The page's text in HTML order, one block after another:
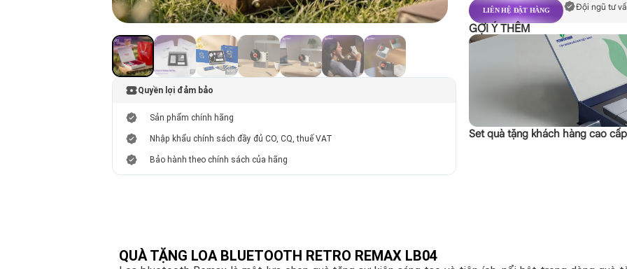
Quyền lợi đảm bảo
Sản phẩm chính hãng
Nhập khẩu chính sách đầy đủ CO, CQ, thuế VAT
Bảo hành theo chính sách của hãng
LIÊN HỆ ĐẶT HÀNG Đội ngũ tư
GỢI Ý THÊM
Set quà tặng khách hàng cao
QUÀ TẶNG LOA BLUETOOTH RETRO REMAX LB04